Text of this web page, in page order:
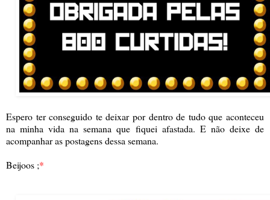
Espero ter conseguido te deixar por dentro de tudo que aconteceu
na minha vida na semana que fiquei afastada. E não deixe de
acompanhar as postagens dessa semana.
Beijoos ;*